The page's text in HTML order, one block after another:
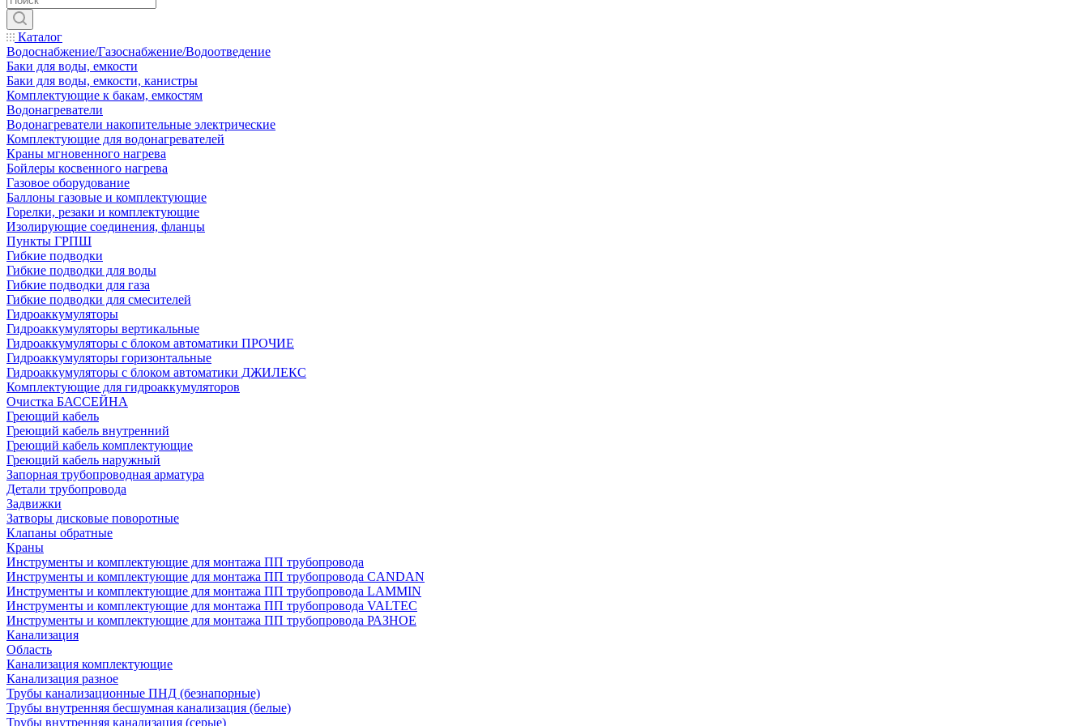
Каталог
Водоснабжение/Газоснабжение/Водоотведение
Баки для воды, емкости
Баки для воды, емкости, канистры
Комплектующие к бакам, емкостям
Водонагреватели
Водонагреватели накопительные электрические
Комплектующие для водонагревателей
Краны мгновенного нагрева
Бойлеры косвенного нагрева
Газовое оборудование
Баллоны газовые и комплектующие
Горелки, резаки и комплектующие
Изолирующие соединения, фланцы
Пункты ГРПШ
Гибкие подводки
Гибкие подводки для воды
Гибкие подводки для газа
Гибкие подводки для смесителей
Гидроаккумуляторы
Гидроаккумуляторы вертикальные
Гидроаккумуляторы с блоком автоматики ПРОЧИЕ
Гидроаккумуляторы горизонтальные
Гидроаккумуляторы с блоком автоматики ДЖИЛЕКС
Комплектующие для гидроаккумуляторов
Очистка БАССЕЙНА
Греющий кабель
Греющий кабель внутренний
Греющий кабель комплектующие
Греющий кабель наружный
Запорная трубопроводная арматура
Детали трубопровода
Задвижки
Затворы дисковые поворотные
Клапаны обратные
Краны
Инструменты и комплектующие для монтажа ПП трубопровода
Инструменты и комплектующие для монтажа ПП трубопровода CANDAN
Инструменты и комплектующие для монтажа ПП трубопровода LAMMIN
Инструменты и комплектующие для монтажа ПП трубопровода VALTEC
Инструменты и комплектующие для монтажа ПП трубопровода РАЗНОЕ
Канализация
Область
Канализация комплектующие
Канализация разное
Трубы канализационные ПНД (безнапорные)
Трубы внутренняя бесшумная канализация (белые)
Трубы внутренняя канализация (серые)